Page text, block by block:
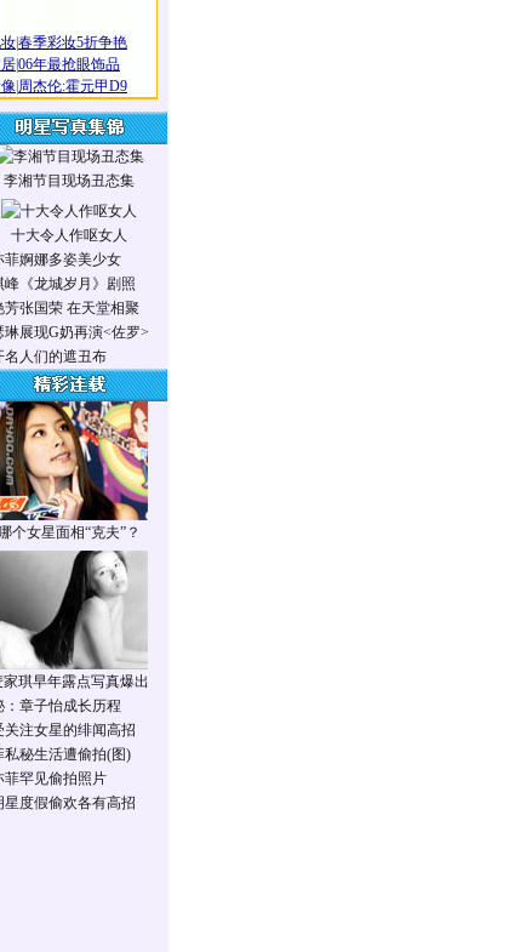
春季彩妆5折争艳
06年最抢眼饰品
周杰伦:霍元甲D9
李湘节目现场丑态集
十大令人作呕女人
菲婀娜多姿美少女
峰《龙城岁月》剧照
芳张国荣 在天堂相聚
琳展现G奶再演<佐罗>
名人们的遮丑布
个女星面相“克夫”？
家琪早年露点写真爆出
：章子怡成长历程
关注女星的绯闻高招
私秘生活遭偷拍(图)
菲罕见偷拍照片
星度假偷欢各有高招